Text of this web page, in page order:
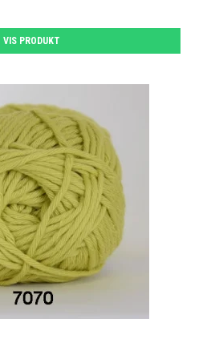
VIS PRODUKT